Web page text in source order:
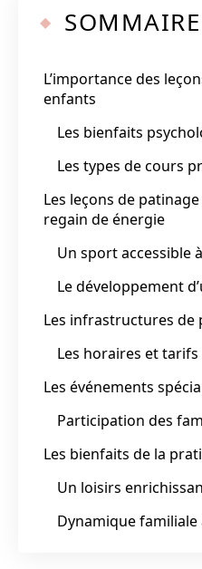
SOMMAIRE
L’importance des
enfants
Les bienfaits
Les types de cours
Les leçons de
regain de énergie
Un sport accessible
Le développement
Les infrastructures de
Les horaires et tarifs
Les événements
Participation des
Les bienfaits de la
Un loisirs
Dynamique